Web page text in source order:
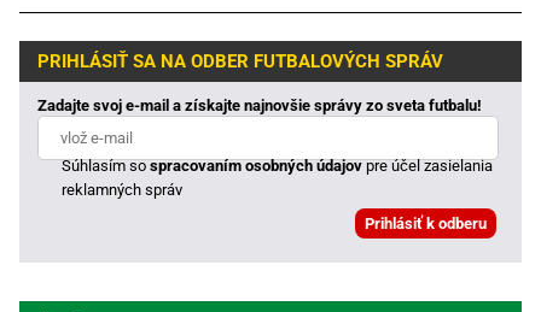
PRIHLÁSIŤ SA NA ODBER FUTBALOVÝCH SPRÁV
Zadajte svoj e-mail a získajte najnovšie správy zo sveta futbalu!
Súhlasím sospracovaním osobných údajovpre účel zasielania
reklamných správ